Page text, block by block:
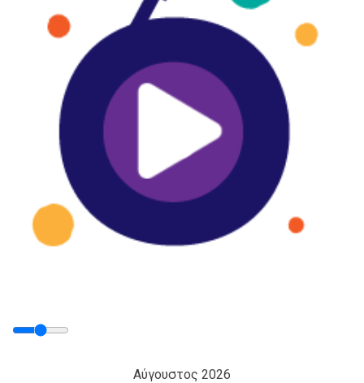
Αύγουστος 2026